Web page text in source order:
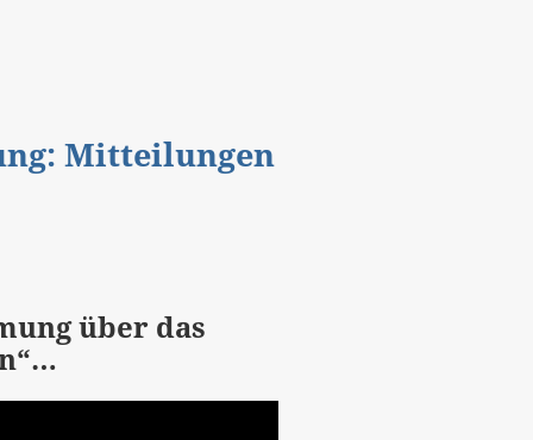
Mitteilungen
über das